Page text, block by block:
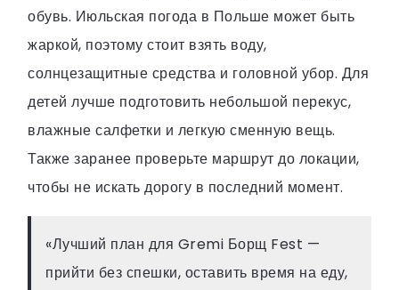
обувь. Июльская погода в Польше может быть
жаркой, поэтому стоит взять воду,
солнцезащитные средства и головной убор. Для
детей лучше подготовить небольшой перекус,
влажные салфетки и легкую сменную вещь.
Также заранее проверьте маршрут до локации,
чтобы не искать дорогу в последний момент.
«Лучший план для Gremi Борщ Fest —
прийти без спешки, оставить время на еду,